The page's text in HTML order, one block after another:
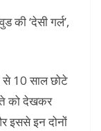
से 10 साल छोटे
को देखकर
इससे इन दोनों